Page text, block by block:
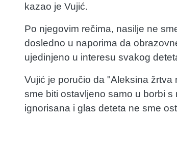
kazao je Vujić.
Po njegovim rečima, nasilje ne
dosledno u naporima da
ujedinjeno u interesu svakog
Vujić je poručio da "Aleksina
sme biti ostavljeno samo u borbi
ignorisana i glas deteta ne sme